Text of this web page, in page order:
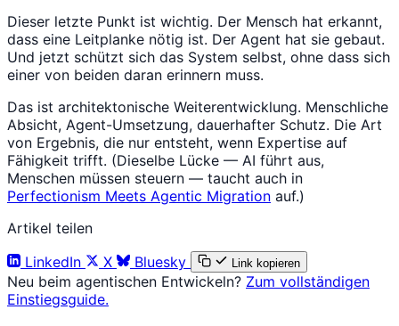
Dieser letzte Punkt ist wichtig. Der Mensch hat erkannt,
dass eine Leitplanke nötig ist. Der Agent hat sie gebaut.
Und jetzt schützt sich das System selbst, ohne dass sich
einer von beiden daran erinnern muss.
Das ist architektonische Weiterentwicklung. Menschliche
Absicht, Agent-Umsetzung, dauerhafter Schutz. Die Art
von Ergebnis, die nur entsteht, wenn Expertise auf
Fähigkeit trifft. (Dieselbe Lücke — AI führt aus,
Menschen müssen steuern — taucht auch in
Perfectionism Meets Agentic Migration auf.)
Artikel teilen
LinkedIn
X Bluesky Link kopieren
Neu beim agentischen Entwickeln? Zum vollständigen
Einstiegsguide.